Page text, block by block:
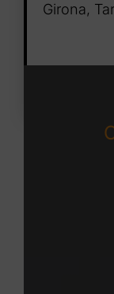
Girona,